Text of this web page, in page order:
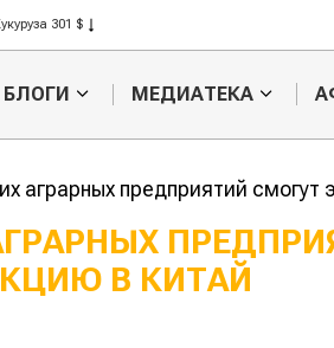
408 $
423 $
БЛОГИ МЕДИАТЕКА
аграрных предприятий
В КИТАЙ
Кыргызстан обошел
темпам роста сельского